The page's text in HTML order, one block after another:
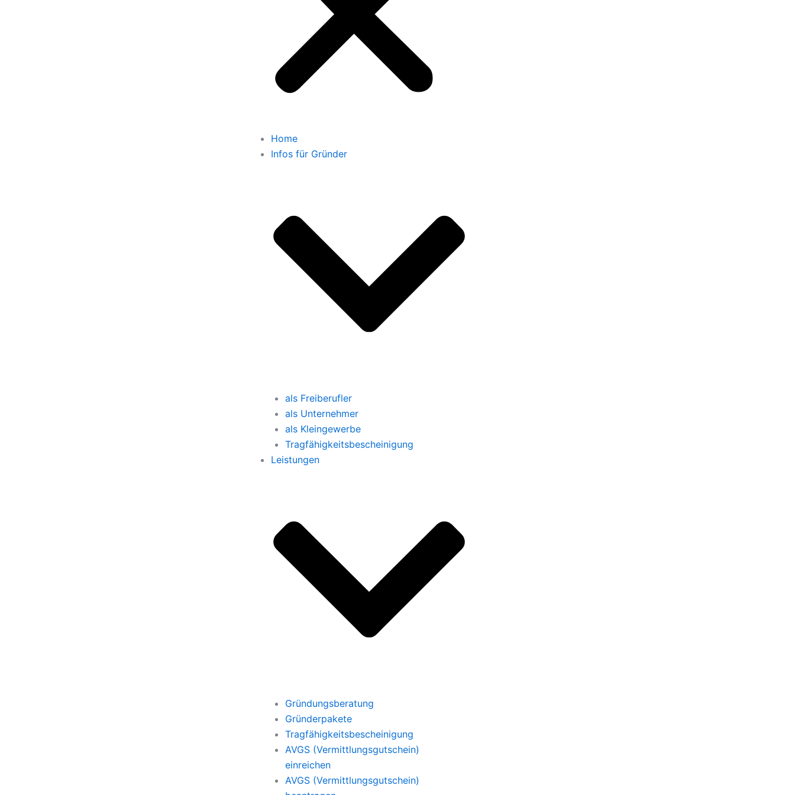
Home
Infos für Gründer
als Freiberufler
als Unternehmer
als Kleingewerbe
Tragfähigkeitsbescheinigung
Leistungen
Gründungsberatung
Gründerpakete
Tragfähigkeitsbescheinigung
AVGS (Vermittlungsgutschein)
einreichen
AVGS (Vermittlungsgutschein)